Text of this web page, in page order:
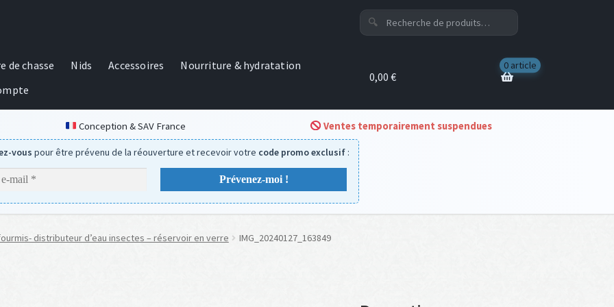
Recherche
pour :
Recherche
de chasse Nids Accessoires
Nourriture & hydratation
0,00€
0 article
Conception & SAV France Ventes temporairement suspendues
vous pour être prévenu de la réouverture et recevoir votre code promo exclusif :
distributeur d’eau insectes – réservoir en verre IMG_20240127_163849